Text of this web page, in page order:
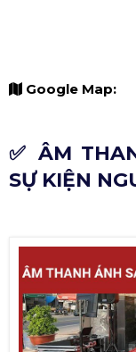
Google Map:
✅ ÂM
SỰ KIỆN